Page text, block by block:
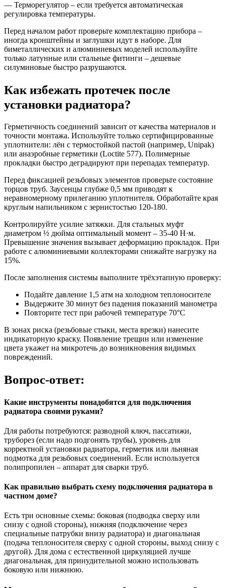
— Терморегулятор – если требуется автоматическая
регулировка температуры.
Перед началом работ проверьте комплектацию прибора –
иногда кронштейны и заглушки идут в наборе. Для
биметаллических и алюминиевых моделей используйте
только латунные или стальные фитинги – дешевые
силуминовые быстро разрушаются.
Как избежать протечек после
установки радиатора?
Герметичность соединений зависит от качества материалов и
точности монтажа. Используйте только сертифицированные
уплотнители: лён с термостойкой пастой (например, Unipak)
или анаэробные герметики (Loctite 577). Полимерные
прокладки быстро деградируют при перепадах температур.
Перед фиксацией резьбовых элементов проверьте состояние
торцов труб. Заусенцы глубже 0,5 мм приводят к
неравномерному прилеганию уплотнителя. Обработайте края
круглым напильником с зернистостью 120-180.
Контролируйте усилие затяжки. Для стальных муфт
диаметром ½ дюйма оптимальный момент – 35-40 Н·м.
Превышение значения вызывает деформацию прокладок. При
работе с алюминиевыми коллекторами снижайте нагрузку на
15%.
После заполнения системы выполните трёхэтапную проверку:
Подайте давление 1,5 атм на холодном теплоносителе
Выдержите 30 минут без падения показаний манометра
Повторите тест при рабочей температуре 70°C
В зонах риска (резьбовые стыки, места врезки) нанесите
индикаторную краску. Появление трещин или изменение
цвета укажет на микротечь до возникновения видимых
повреждений.
Вопрос-ответ:
Какие инструменты понадобятся для подключения
радиатора своими руками?
Для работы потребуются: разводной ключ, пассатижи,
труборез (если надо подгонять трубы), уровень для
корректной установки радиатора, герметик или льняная
подмотка для резьбовых соединений. Если используется
полипропилен – аппарат для сварки труб.
Как правильно выбрать схему подключения радиатора в
частном доме?
Есть три основные схемы: боковая (подводка сверху или
снизу с одной стороны), нижняя (подключение через
специальные патрубки внизу радиатора) и диагональная
(подача теплоносителя сверху с одной стороны, выход снизу с
другой). Для дома с естественной циркуляцией лучше
диагональная, для принудительной можно использовать
боковую или нижнюю.